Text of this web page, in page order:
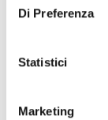
Di Preferenza
Statistici
Marketing
Prima di
Prima di
speciale
lavando le